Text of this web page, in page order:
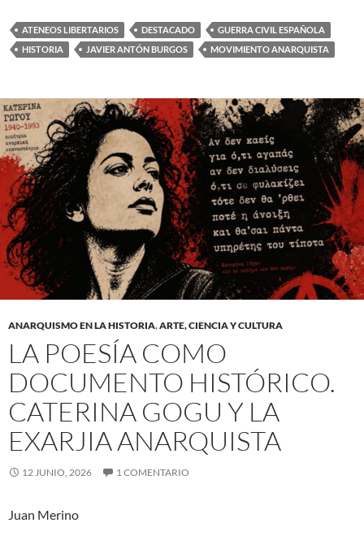
ATENEOS LIBERTARIOS DESTACADO
GUERRA CIVIL ESPAÑOLA
HISTORIA
JAVIER ANTÓN BURGOS MOVIMIENTO ANARQUISTA
ANARQUISMO EN LA HISTORIA,ARTE, CIENCIA Y CULTURA
LA POESÍA COMO
DOCUMENTO HISTÓRICO.
CATERINA GOGU Y LA
EXARJIA ANARQUISTA
12 JUNIO, 2026 1 COMENTARIO
Juan Merino